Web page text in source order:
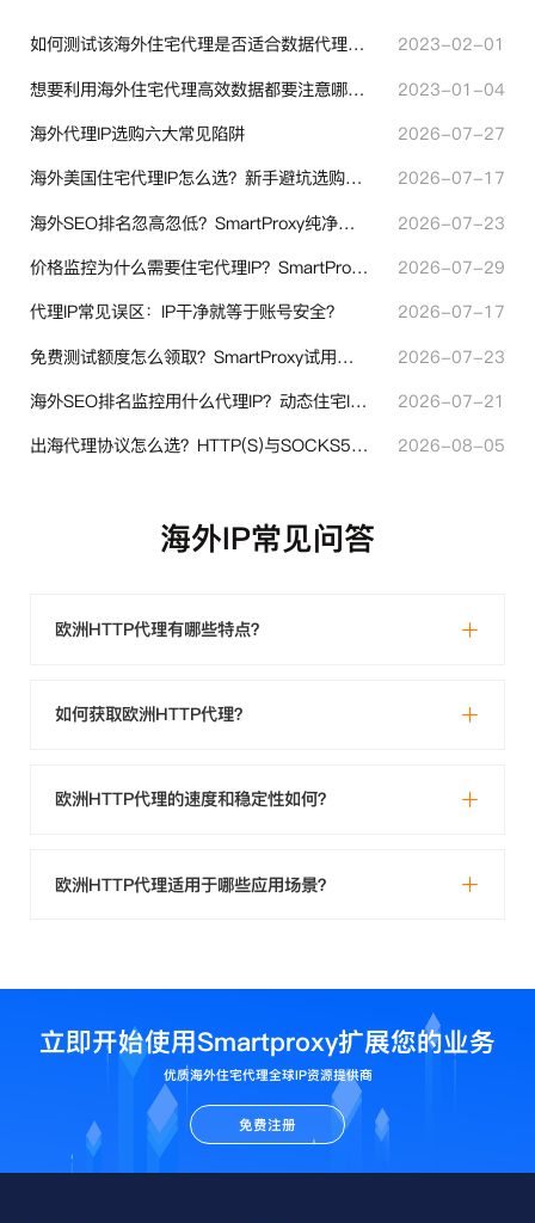
如何测试该海外住宅代理是否适合数据代理使用？
2023-02-01
想要利用海外住宅代理高效数据都要注意哪些地方？
2023-01-04
海外代理IP选购六大常见陷阱
2026-07-27
海外美国住宅代理IP怎么选？新手避坑选购指南
2026-07-17
海外SEO排名忽高忽低？SmartProxy纯净住宅IP助力站点权重稳定
2026-07-23
价格监控为什么需要住宅代理IP？SmartProxy助力跨境商家实现全球竞品数据采集
2026-07-29
代理IP常见误区：IP干净就等于账号安全？
2026-07-17
免费测试额度怎么领取？SmartProxy试用产品完整体验指引
2026-07-23
海外SEO排名监控用什么代理IP？动态住宅IP与静态住宅IP怎么选
2026-07-21
出海代理协议怎么选？HTTP(S)与SOCKS5核心差异与选型技巧
2026-08-05
海外IP常见问答
欧洲HTTP代理有哪些特点？
如何获取欧洲HTTP代理？
欧洲HTTP代理的速度和稳定性如何？
欧洲HTTP代理适用于哪些应用场景？
立即开始使用Smartproxy扩展您的业务
优质海外住宅代理全球IP资源提供商
免费注册